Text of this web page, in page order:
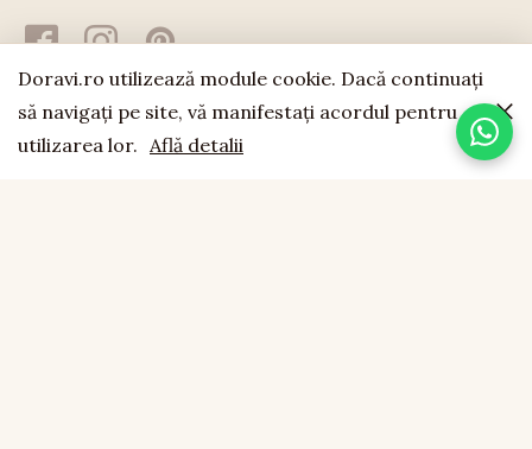
Doravi.ro utilizează module cookie. Dacă continuaţi
să navigaţi pe site, vă manifestaţi acordul pentru
utilizarea lor. Află detalii